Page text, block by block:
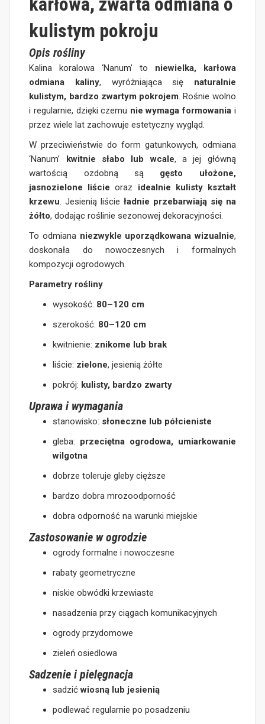
kulistym pokroju
Opis rośliny
Kalina koralowa ‘Nanum’ to niewielka, karłowa
odmiana kaliny, wyróżniająca się naturalnie
kulistym, bardzo zwartym pokrojem. Rośnie wolno
i regularnie, dzięki czemu nie wymaga formowaniai
przez wiele lat zachowuje estetyczny wygląd.
W przeciwieństwie do form gatunkowych, odmiana
‘Nanum’
kwitnie słabo lub wcale, a jej główną
wartością ozdobną są gęsto ułożone,
jasnozielone liście oraz idealnie kulisty kształt
krzewu. Jesienią liście ładnie przebarwiają się na
żółto, dodając roślinie sezonowej dekoracyjności.
To odmiana niezwykle uporządkowana wizualnie,
doskonała do nowoczesnych i formalnych
kompozycji ogrodowych.
Parametry rośliny
wysokość: 80–120 cm
szerokość: 80–120 cm
kwitnienie: znikome lub brak
liście: zielone, jesienią żółte
pokrój: kulisty, bardzo zwarty
Uprawa i wymagania
stanowisko: słoneczne lub półcieniste
gleba: przeciętna ogrodowa, umiarkowanie
wilgotna
dobrze toleruje gleby cięższe
bardzo dobra mrozoodporność
dobra odporność na warunki miejskie
Zastosowanie w ogrodzie
ogrody formalne i nowoczesne
rabaty geometryczne
niskie obwódki krzewiaste
nasadzenia przy ciągach komunikacyjnych
ogrody przydomowe
zieleń osiedlowa
Sadzenie i pielęgnacja
sadzićwiosną lub jesienią
podlewać regularnie po posadzeniu